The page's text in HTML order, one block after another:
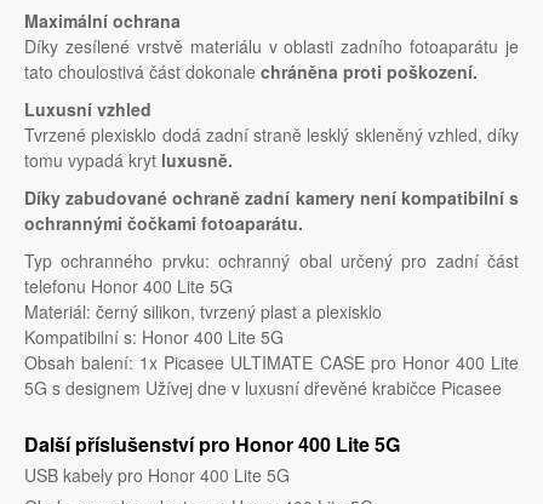
Maximální ochrana
Díky zesílené vrstvě materiálu v oblasti zadního fotoaparátu je
tato choulostivá část dokonale chráněna proti poškození.
Luxusní vzhled
Tvrzené plexisklo dodá zadní straně lesklý skleněný vzhled, díky
tomu vypadá kryt luxusně.
Díky zabudované ochraně zadní kamery není kompatibilní s
ochrannými čočkami fotoaparátu.
Typ ochranného prvku: ochranný obal určený pro zadní část
telefonu Honor 400 Lite 5G
Materiál: černý silikon, tvrzený plast a plexisklo
Kompatibilní s: Honor 400 Lite 5G
Obsah balení: 1x Picasee ULTIMATE CASE pro Honor 400 Lite
5G s designem Užívej dne v luxusní dřevěné krabičce Picasee
Další příslušenství pro Honor 400 Lite 5G
USB kabely pro Honor 400 Lite 5G